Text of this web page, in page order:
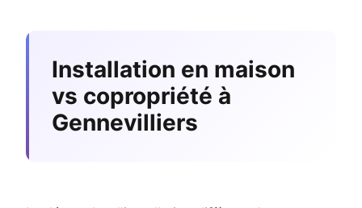
Installation en maison
vs copropriété à
Gennevilliers